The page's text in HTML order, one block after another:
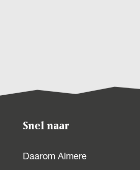
Snel naar
Daarom Almere